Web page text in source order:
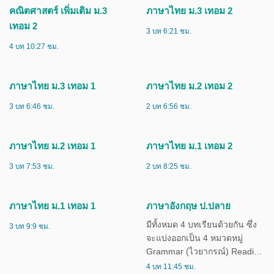
เทอม 2
2 บท 4:40 ชม.
เทอม 1
3 บท 3:36 ชม.
เทอม 2
4 บท 10:27 ชม.
3 บท 6:21 ชม.
ภาษาไทย ม.3 เทอม 1
3 บท 6:46 ชม.
ภาษาไทย ม.2 เทอม 2
2 บท 6:56 ชม.
ภาษาไทย ม.2 เทอม 1
3 บท 7:53 ชม.
ภาษาไทย ม.1 เทอม 2
2 บท 8:25 ชม.
ภาษาอังกฤษ ป.ปลาย